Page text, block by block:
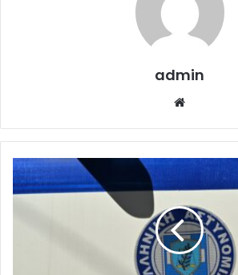
admin